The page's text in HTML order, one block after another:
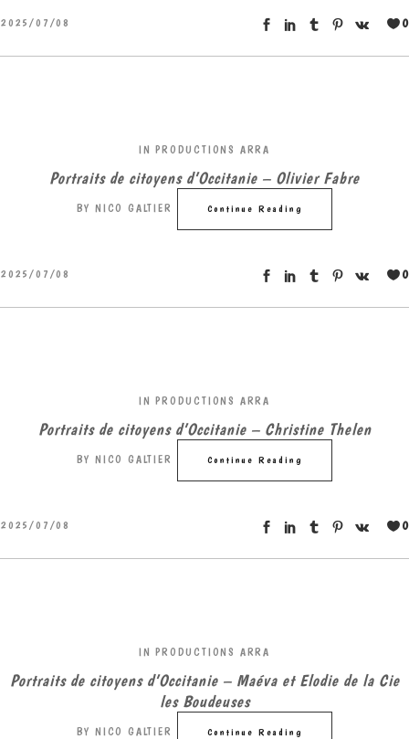
2025/07/08 0
IN PRODUCTIONS ARRA
Portraits de citoyens d’Occitanie – Olivier Fabre
BY NICO GALTIER Continue Reading
2025/07/08 0
IN PRODUCTIONS ARRA
Portraits de citoyens d’Occitanie – Christine Thelen
BY NICO GALTIER Continue Reading
2025/07/08 0
IN PRODUCTIONS ARRA
Portraits de citoyens d’Occitanie – Maéva et Elodie de la Cie
les Boudeuses
BY NICO GALTIER Continue Reading